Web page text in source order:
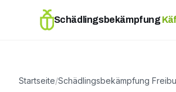
Schädlingsbekämpfung
Startseite/Schädlingsbekämpfung